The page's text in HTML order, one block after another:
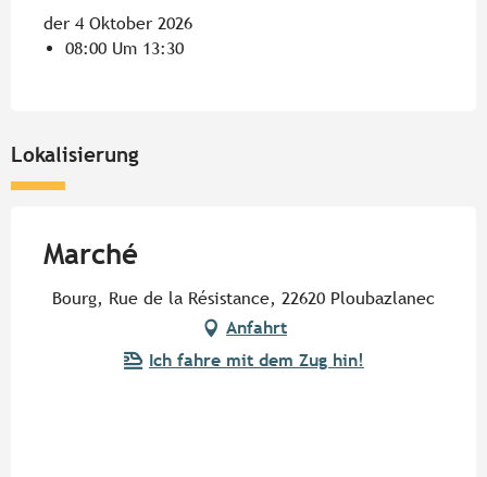
der 4 Oktober 2026
08:00 Um 13:30
Lokalisierung
Marché
Bourg, Rue de la Résistance, 22620 Ploubazlanec
Anfahrt
Ich fahre mit dem Zug hin!